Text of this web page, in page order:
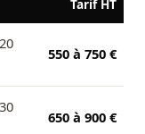
Tarif HT
550 à 750 €
650 à 900 €